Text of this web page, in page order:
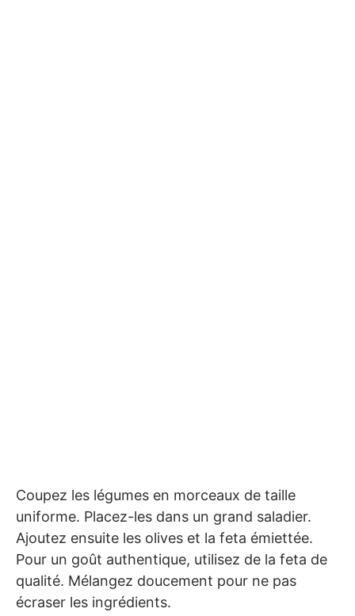
Coupez les légumes en morceaux de taille
uniforme. Placez-les dans un grand saladier.
Ajoutez ensuite les olives et la feta émiettée.
Pour un goût authentique, utilisez de la feta de
qualité. Mélangez doucement pour ne pas
écraser les ingrédients.